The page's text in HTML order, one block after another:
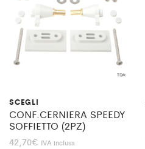
SCEGLI
CONF.CERNIERA SPEEDY
SOFFIETTO (2PZ)
42,70€ IVA inclusa